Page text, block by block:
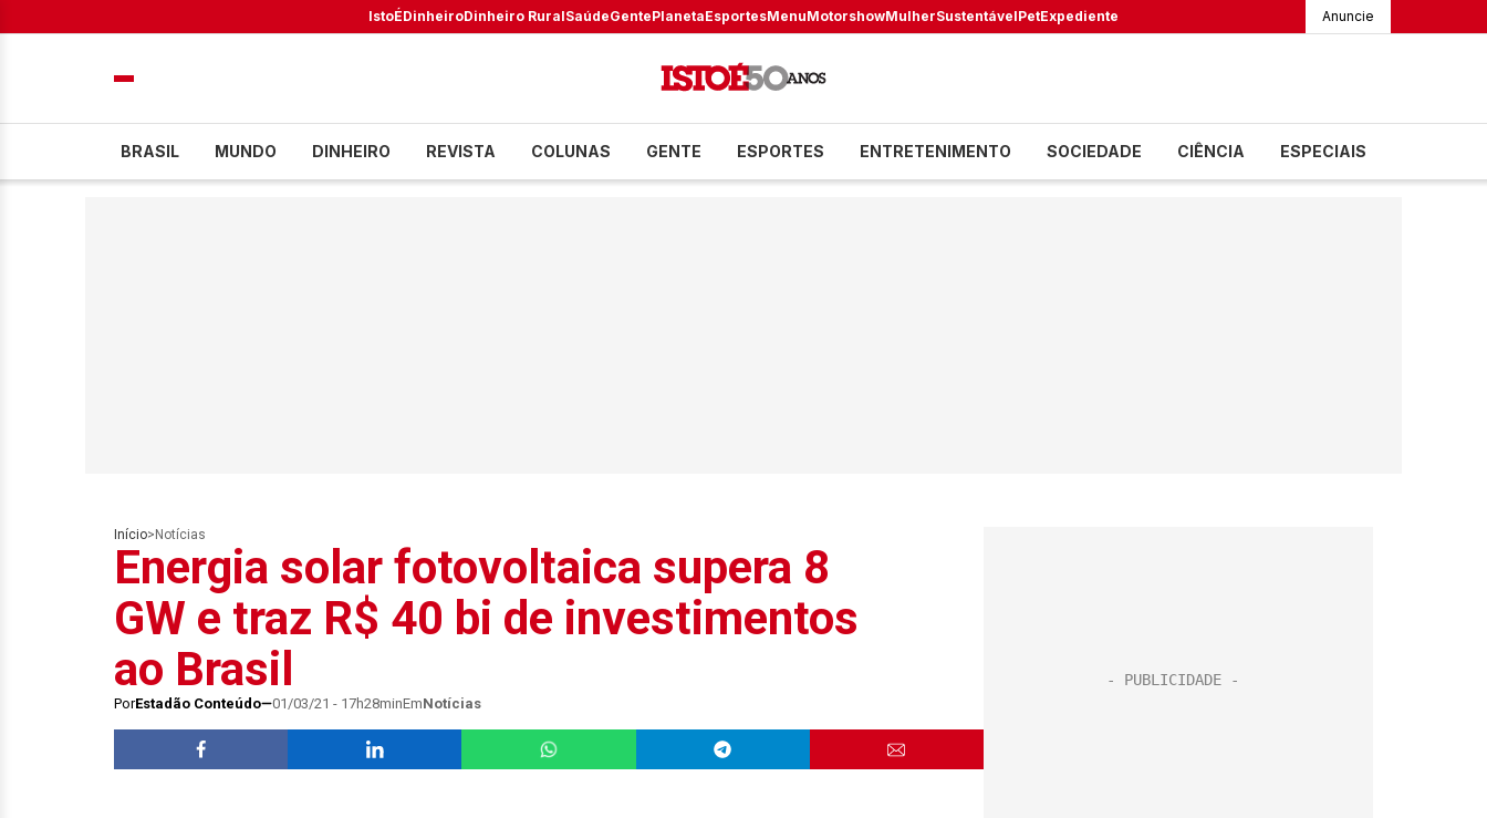
IstoÉDinheiroDinheiro RuralSaúdeGentePlanetaEsportesMenuMotorshowMulherSustentávelPetExpediente Anuncie
BRASIL MUNDO DINHEIRO REVISTA COLUNAS GENTE ESPORTES ENTRETENIMENTO SOCIEDADE CIÊNCIA ESPECIAIS
Início> Notícias
Energia solar fotovoltaica supera 8
GW e traz R$ 40 bi de investimentos
ao Brasil
PorEstadão Conteúdo 01/03/21 - 17h28minEmNotícias